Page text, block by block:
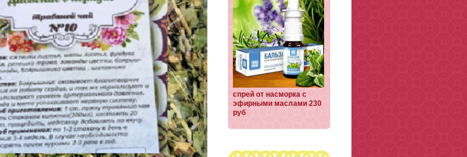
спрей от насморка с
эфирными маслами 230
руб